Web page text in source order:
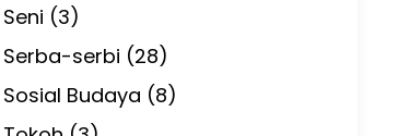
Seni (3)
Serba-serbi (28)
Sosial Budaya (8)